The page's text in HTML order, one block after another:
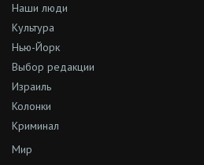
Наши люди
Культура
Нью-Йорк
Выбор редакции
Израиль
Колонки
Криминал
Мир